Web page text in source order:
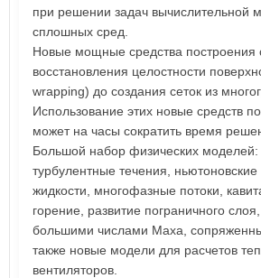
при решении задач вычислительной
сплошных сред.
Новые мощные средства построения
восстановления целостности
wrapping) до создания сеток из
Использование этих новые средств
может на часы сократить время
Большой набор физических
турбулентные течения,
жидкости, многофазные потоки,
горение, развитие пограничного
большими числами Маха,
также новые модели для расчетов
вентиляторов.